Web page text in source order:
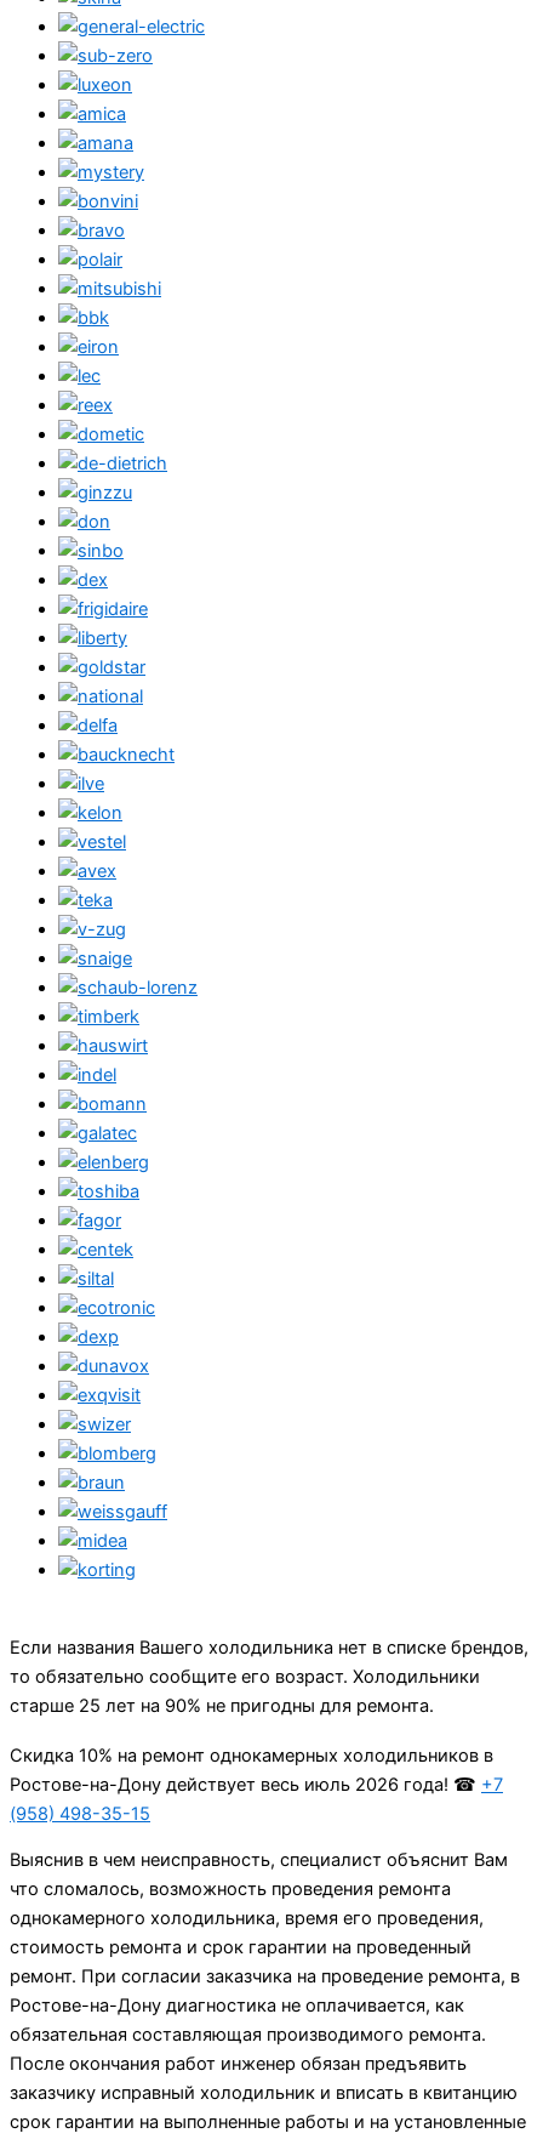
Если названия Вашего холодильника нет в списке брендов,
то обязательно сообщите его возраст. Холодильники
старше 25 лет на 90% не пригодны для ремонта.
Cкидка 10% на ремонт однокамерных холодильников в
Ростове-на-Дону действует весь июль 2026 года! ☎ +7
(958) 498-35-15
Выяснив в чем неисправность, специалист объяснит Вам
что сломалось, возможность проведения ремонта
однокамерного холодильника, время его проведения,
стоимость ремонта и срок гарантии на проведенный
ремонт. При согласии заказчика на проведение ремонта, в
Ростове-на-Дону диагностика не оплачивается, как
обязательная составляющая производимого ремонта.
После окончания работ инженер обязан предъявить
заказчику исправный холодильник и вписать в квитанцию
срок гарантии на выполненные работы и на установленные